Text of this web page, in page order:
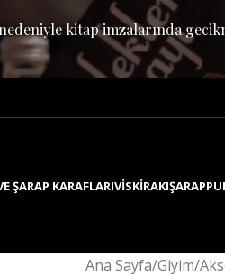
kitap imzalarında
ŞARAP KARAFLARIVISKIRAKIŞARAP
Ana Sayfa/Giyim/